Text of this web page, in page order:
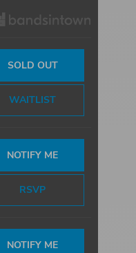
WAITLIST
SOLD OUT
RSVP
NOTIFY ME
NOTIFY ME